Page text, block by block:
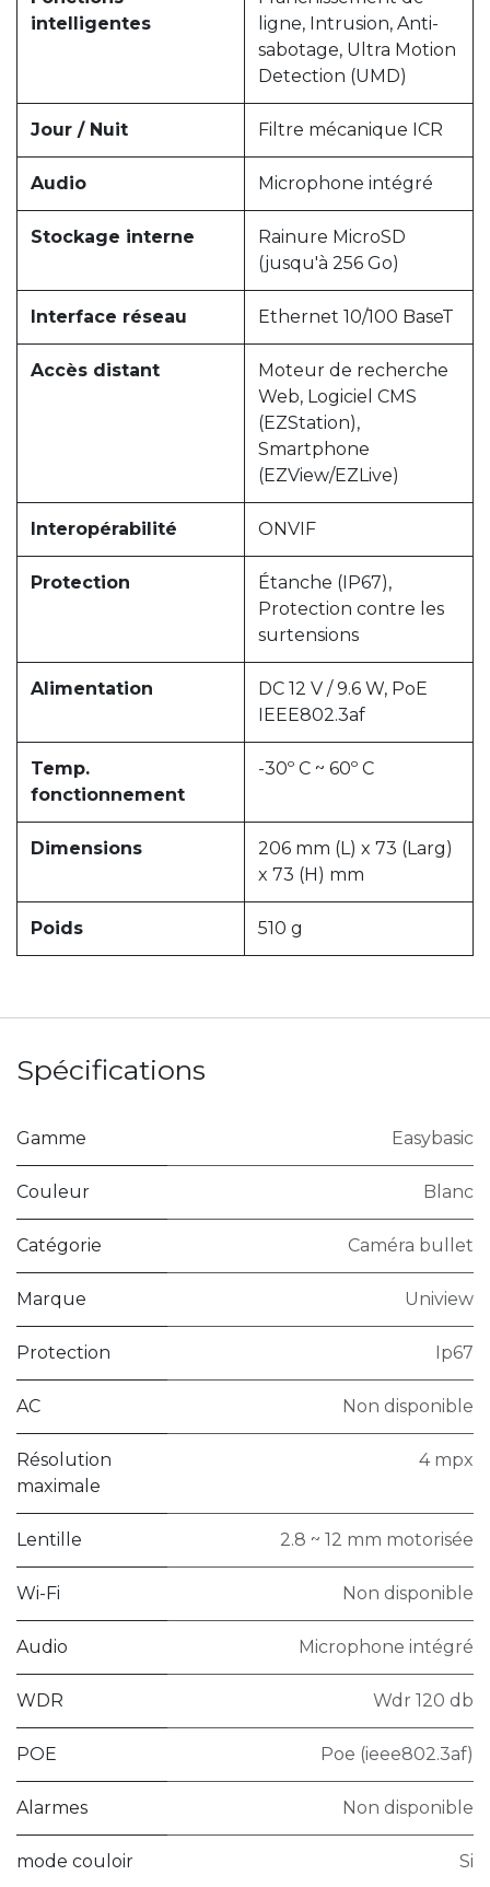
intelligentes
ligne, Intrusion, Anti-
sabotage, Ultra Motion
Detection (UMD)
Jour / Nuit Filtre mécanique ICR
Audio Microphone intégré
Stockage interne
Rainure MicroSD
(jusqu'à 256 Go)
Interface réseau Ethernet 10/100 BaseT
Accès distant
Moteur de recherche
Web, Logiciel CMS
(EZStation),
Smartphone
(EZView/EZLive)
Interopérabilité ONVIF
Protection
Étanche (IP67),
Protection contre les
surtensions
Alimentation
DC 12 V / 9.6 W, PoE
IEEE802.3af
Temp.
fonctionnement
-30º C ~ 60º C
Dimensions
206 mm (L) x 73 (Larg)
x 73 (H) mm
Poids 510 g
Spécifications
Gamme Easybasic
Couleur Blanc
Catégorie Caméra bullet
Marque Uniview
Protection Ip67
AC Non disponible
Résolution
maximale
4 mpx
Lentille 2.8 ~ 12 mm motorisée
Wi-Fi Non disponible
Audio Microphone intégré
WDR Wdr 120 db
POE Poe (ieee802.3af)
Alarmes Non disponible
mode couloir Si